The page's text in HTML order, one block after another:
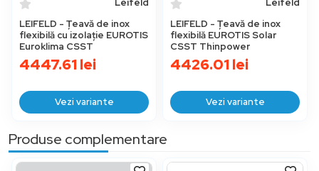
Leifeld
LEIFELD - Țeavă de inox
flexibilă cu izolație EUROTIS
Euroklima CSST
4447.61lei
Vezi variante
Leifeld
LEIFELD - Țeavă de inox
flexibilă EUROTIS Solar
CSST Thinpower
4426.01lei
Vezi variante
Produse complementare